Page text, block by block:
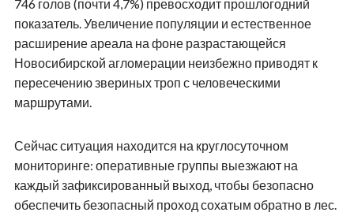
746 голов (почти 4,7%) превосходит прошлогодний
показатель. Увеличение популяции и естественное
расширение ареала на фоне разрастающейся
Новосибирской агломерации неизбежно приводят к
пересечению звериных троп с человеческими
маршрутами.
Сейчас ситуация находится на круглосуточном
мониторинге: оперативные группы выезжают на
каждый зафиксированный выход, чтобы безопасно
обеспечить безопасный проход сохатым обратно в лес.